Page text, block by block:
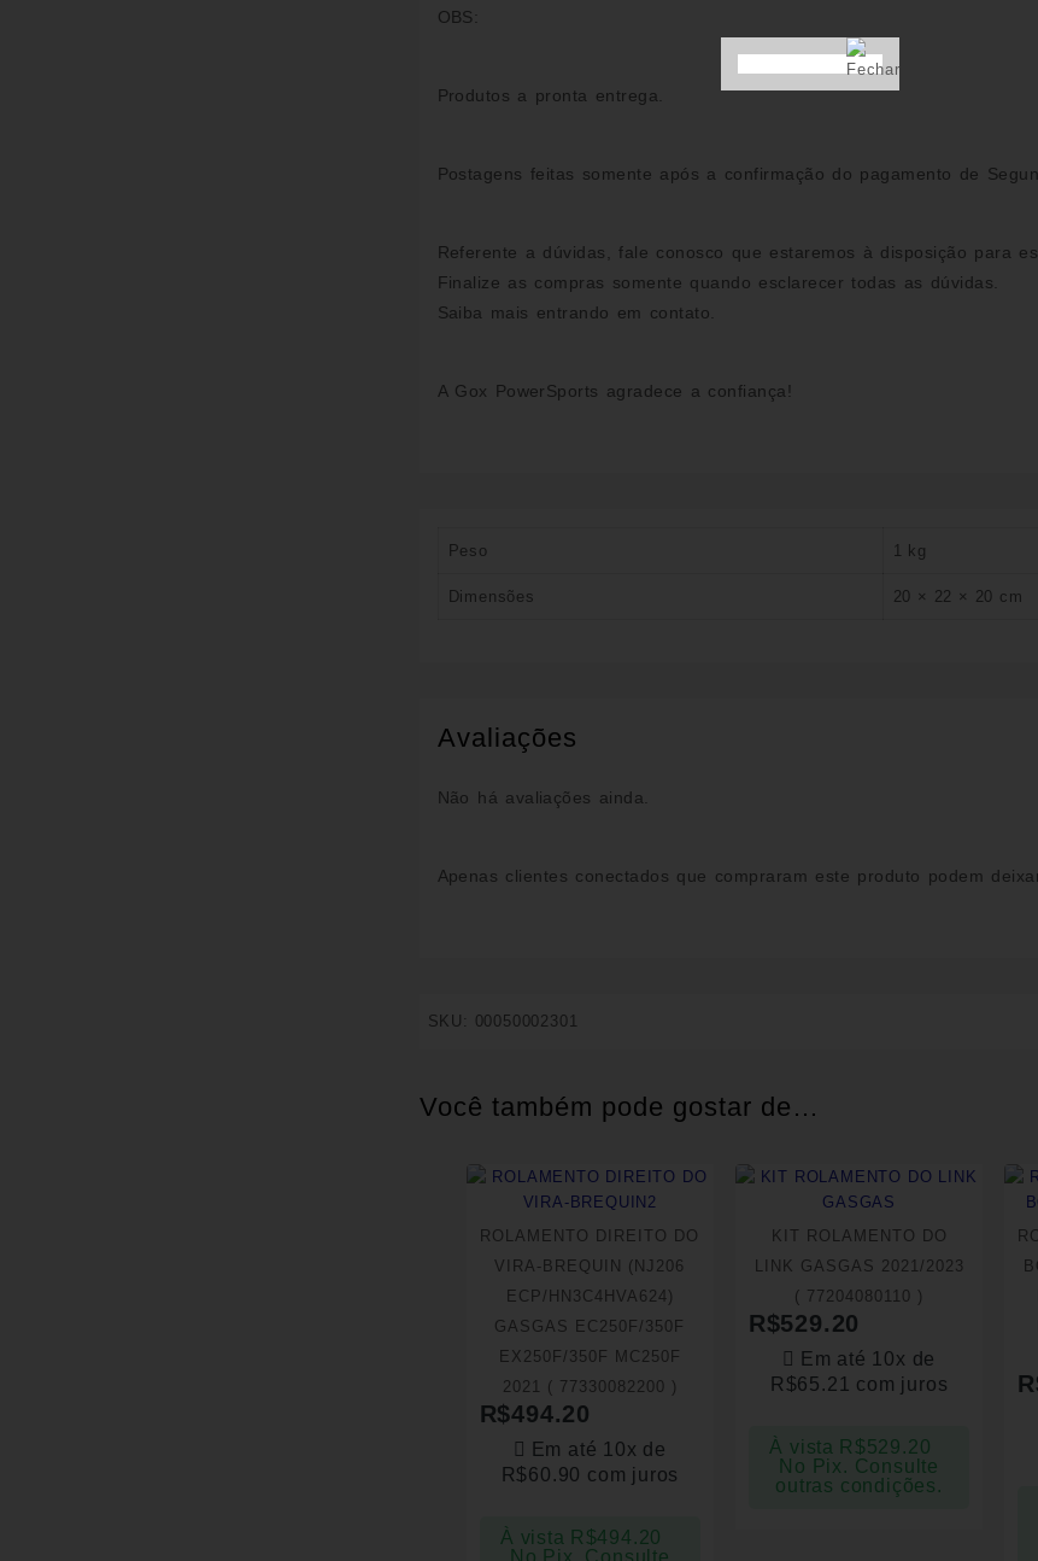
OBS:
Produtos a pronta entrega.
Postagens feitas somente após a confirmação do pagamento de
Referente a dúvidas, fale conosco que estaremos à disposição para
Finalize as compras somente quando esclarecer todas as dúvidas.
Saiba mais entrando em contato.
A Gox PowerSports agradece a confiança!
Peso 1 kg
Dimensões 20 × 22 × 20 cm
Avaliações
Não há avaliações ainda.
Apenas clientes conectados que compraram este produto podem
SKU: 00050002301
Você também pode gostar de…
ROLAMENTO DIREITO DO
VIRA-BREQUIN (NJ206
ECP/HN3C4HVA624)
GASGAS EC250F/350F
EX250F/350F MC250F
2021 ( 77330082200 )
R$494.20
Em até 10x de
R$60.90 com juros
À vista R$494.20
KIT ROLAMENTO DO
LINK GASGAS 2021/2023
( 77204080110 )
R$529.20
Em até 10x de
R$65.21 com juros
À vista R$529.20
No Pix. Consulte
outras condições.